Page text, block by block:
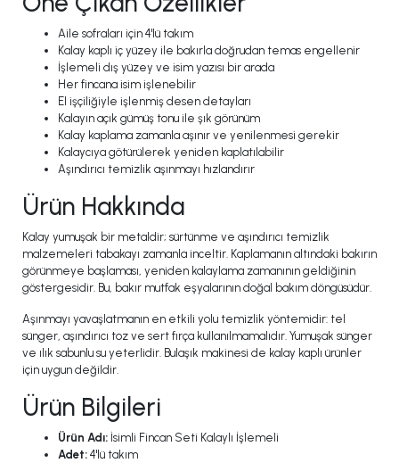
Aile sofraları için 4'lü takım
Kalay kaplı iç yüzey ile bakırla doğrudan temas engellenir
İşlemeli dış yüzey ve isim yazısı bir arada
Her fincana isim işlenebilir
El işçiliğiyle işlenmiş desen detayları
Kalayın açık gümüş tonu ile şık görünüm
Kalay kaplama zamanla aşınır ve yenilenmesi gerekir
Kalaycıya götürülerek yeniden kaplatılabilir
Aşındırıcı temizlik aşınmayı hızlandırır
Ürün Hakkında
Kalay yumuşak bir metaldir; sürtünme ve aşındırıcı temizlik
malzemeleri tabakayı zamanla inceltir. Kaplamanın altındaki bakırın
görünmeye başlaması, yeniden kalaylama zamanının geldiğinin
göstergesidir. Bu, bakır mutfak eşyalarının doğal bakım döngüsüdür.
Aşınmayı yavaşlatmanın en etkili yolu temizlik yöntemidir: tel
sünger, aşındırıcı toz ve sert fırça kullanılmamalıdır. Yumuşak sünger
ve ılık sabunlu su yeterlidir. Bulaşık makinesi de kalay kaplı ürünler
için uygun değildir.
Ürün Bilgileri
Ürün Adı: İsimli Fincan Seti Kalaylı İşlemeli
Adet: 4'lü takım